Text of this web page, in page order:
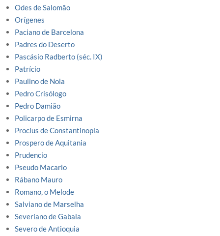
Odes de Salomão
Orígenes
Paciano de Barcelona
Padres do Deserto
Pascásio Radberto (séc. IX)
Patrício
Paulino de Nola
Pedro Crisólogo
Pedro Damião
Policarpo de Esmirna
Proclus de Constantinopla
Prospero de Aquitania
Prudencio
Pseudo Macario
Rábano Mauro
Romano, o Melode
Salviano de Marselha
Severiano de Gabala
Severo de Antioquia